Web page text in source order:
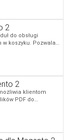
2
do obsługi
koszyku. Pozwala
taniej, trzeci i
korzystając z
jako
promocji, grupy
produktów,
reguł pozostają
moduł odpowiada
2
klientom
PDF do
Administrator
globalnie,